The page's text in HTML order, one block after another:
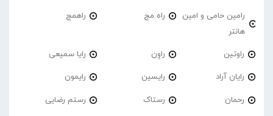
رامین حامی و امین
هانتر
راه مج راهمج
راوتین راوِن رایا سمیعی
رایان آراد رایسین رایمون
رحمان رستاک رستم رضایی